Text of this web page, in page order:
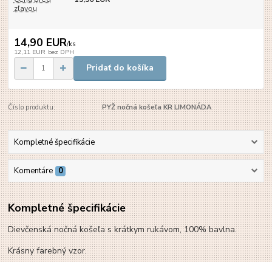
zľavou
14,90 EUR/ks
12,11 EUR bez DPH
Pridať do košíka
Číslo produktu: PYŽ nočná košeľa KR LIMONÁDA
Kompletné špecifikácie
Komentáre 0
Kompletné špecifikácie
Dievčenská nočná košeľa s krátkym rukávom, 100% bavlna.
Krásny farebný vzor.